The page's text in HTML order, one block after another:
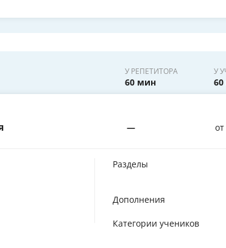
У РЕПЕТИТОРА
60 мин
У
— от
Разделы
Дополнения
Категории учеников